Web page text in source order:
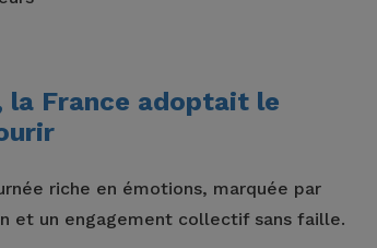
la France adoptait le
riche en émotions, marquée par
et un engagement collectif sans faille.